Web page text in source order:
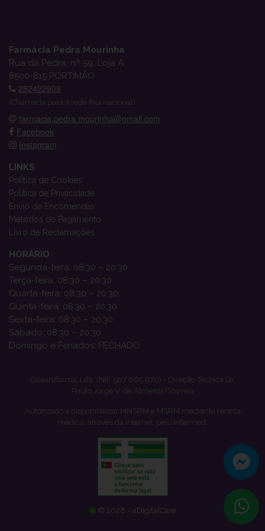
Farmácia Pedra Mourinha
Rua da Pedra, nº 59, Loja A
8500-815 PORTIMÃO
282422909
(Chamada para a rede fixa nacional)
farmacia.pedra.mourinha@gmail.com
Facebook
Instagram
LINKS
Política de Cookies
Política de Privacidade
Envio de Encomendas
Métodos de Pagamento
Livro de Reclamações
HORÁRIO
Segunda-feira: 08:30 – 20:30
Terça-feira: 08:30 – 20:30
Quarta-feira: 08:30 – 20:30
Quinta-feira: 08:30 – 20:30
Sexta-feira: 08:30 – 20:30
Sábado: 08:30 – 20:30
Domingo e Feriados: FECHADO
Oceanifarma, Lda. (NIF 507 665 970) - Direção Técnica Dr.
Paulo Jorge V. de Almeida Gouveia
Autorizado a disponibilizar MNSRM e MSRM mediante receita
médica, através da Internet, pelo Infarmed.
© 2026 - 4DigitalCare